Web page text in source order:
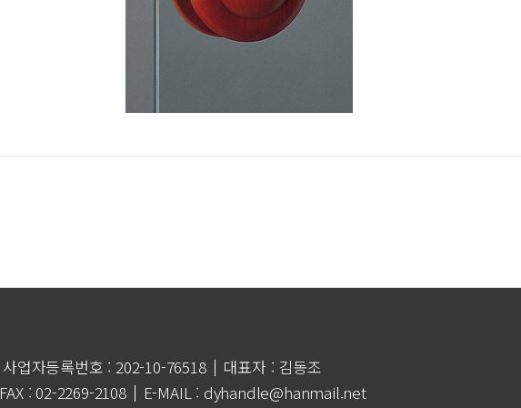
사업자등록번호 : 202-10-76518
대표자 : 김동조
FAX : 02-2269-2108
E-MAIL : dyhandle@hanmail.net